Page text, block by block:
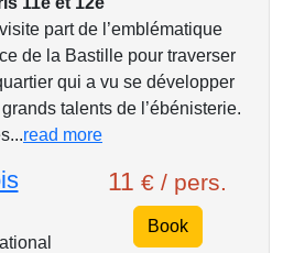
part de l’emblématique
de la Bastille pour traverser
qui a vu se développer
grands talents de l’ébénisterie.
read more
11 € / pers.
Book